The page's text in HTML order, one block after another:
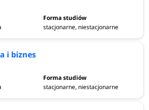
stacjonarne, niestacjonarne
i biznes
stacjonarne, niestacjonarne